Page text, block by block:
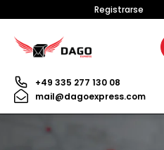
Registrarse
+49 335 277 130 08
mail@dagoexpress.com